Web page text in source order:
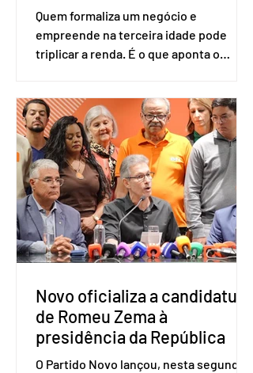
Quem formaliza um negócio e
empreende na terceira idade pode
triplicar a renda. É o que aponta o
Amostra de Domicílio (PNAD Contínua),
do Serviço Brasileiro de Apoio às Micro
e Pequenas Empresas (Sebrae),
realizado a partir de dados do Instituto
Brasileiro de Geografia e Estatística
(IBGE). O estudo do Sebrae mostra que,
no quarto trimestre de 2025, os
empreendedores 60+ formalizados
atingiram o maior rendime
Novo oficializa a candidatura
de Romeu Zema à
presidência da República
O Partido Novo lançou, nesta segunda-